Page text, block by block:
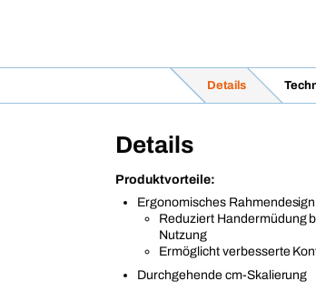
Details
Details
Produktvorteile:
Ergonomisches Rahmendesign
Reduziert Handermüdung
Nutzung
Ermöglicht verbesserte
Durchgehende cm-Skalierung